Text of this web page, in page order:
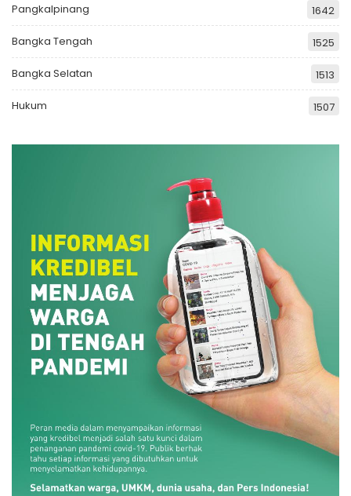
Pangkalpinang 1642
Bangka Tengah 1525
Bangka Selatan 1513
Hukum 1507